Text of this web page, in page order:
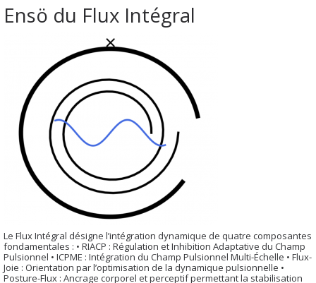
Ensö du Flux Intégral
Le Flux Intégral désigne l’intégration dynamique de quatre composantes
fondamentales : • RIACP : Régulation et Inhibition Adaptative du Champ
Pulsionnel • ICPME : Intégration du Champ Pulsionnel Multi-Échelle • Flux-
Joie : Orientation par l’optimisation de la dynamique pulsionnelle •
Posture-Flux : Ancrage corporel et perceptif permettant la stabilisation